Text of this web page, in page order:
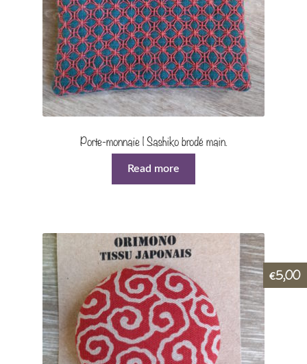
Porte-monnaie | Sashiko brodé main.
Read more
€5,00